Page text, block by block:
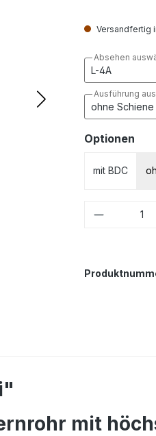
Versandfertig
Absehen
Ausführung
Optionen
mit BDC
mit